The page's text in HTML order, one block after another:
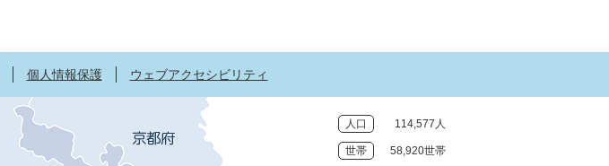
個人情報保護 ウェブアクセシビリティ
人口 114,577人
世帯 58,920世帯